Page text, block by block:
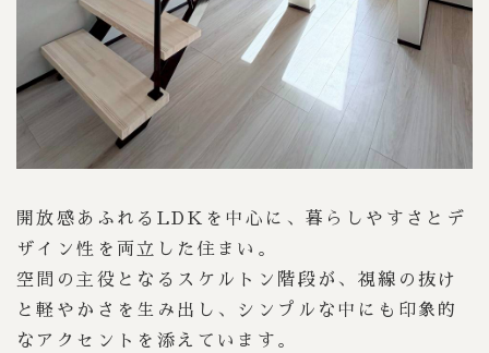
開放感あふれるLDKを中心に、暮らしやすさとデ
ザイン性を両立した住まい。
空間の主役となるスケルトン階段が、視線の抜け
と軽やかさを生み出し、シンプルな中にも印象的
なアクセントを添えています。